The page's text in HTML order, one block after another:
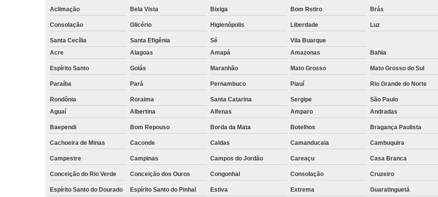
Rastreador Automotivo Belo Horizonte
Rastreador e Bloqueador Automotivo
Rastreador e Bloqueador Veicular
Rastreador Gps Automotivo
Empresa de Rastreamento de
Rastreador de Caminhão
Rastreador de Caminhão Minas
Rastreador para Caminhão
Rastreador Satelital para Caminhões
Rastreamento de Caminhão Via Satélite
Empresa de Rastreador Veicular
Rastreador de Automóveis
Rastreador
Aclimação Bela Vista Bixiga Bom Retiro Brás
Consolação Glicério Higienópolis Liberdade Luz
Santa Cecília Santa Efigênia Sé
Vila Buarque
Acre
Alagoas Amapá Amazonas Bahia
Espírito Santo Goiás Maranhão Mato Grosso Mato Grosso do Sul
Paraíba Pará Pernambuco Piauí Rio Grande do Norte
Rondônia Roraima Santa Catarina Sergipe São Paulo
Aguaí
Albertina Alfenas Amparo Andradas
Baependi Bom Repouso Borda da Mata Botelhos Bragança Paulista
Cachoeira de Minas Caconde Caldas Camanducaia Cambuquira
Campestre Campinas Campos do Jordão Careaçu Casa Branca
Conceição do Rio Verde Conceição dos Ouros Congonhal Consolação Cruzeiro
Espírito Santo do Dourado Espírito Santo do Pinhal Estiva Extrema Guaratinguetá